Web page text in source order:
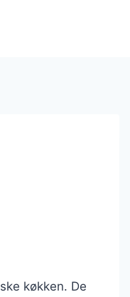
køkken. De